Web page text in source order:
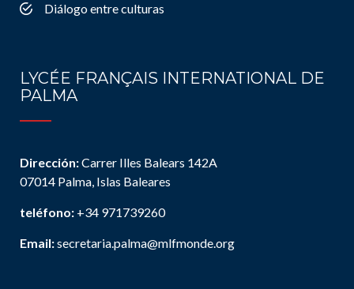
Diálogo entre culturas
LYCÉE FRANÇAIS INTERNATIONAL DE
PALMA
Dirección:Carrer Illes Balears 142A
07014 Palma, Islas Baleares
teléfono: +34 971739260
Email:secretaria.palma@mlfmonde.org